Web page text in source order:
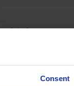
Consent
責任者
ン
ザリー